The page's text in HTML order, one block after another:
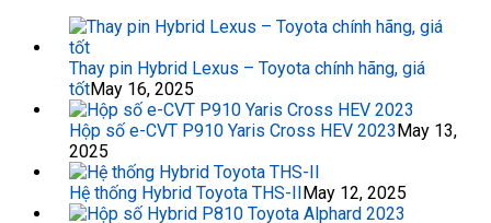
Thay pin Hybrid Lexus – Toyota chính hãng, giá
tốtMay 16, 2025
Hộp số e-CVT P910 Yaris Cross HEV 2023 May 13,
2025
Hệ thống Hybrid Toyota THS-II
May 12, 2025